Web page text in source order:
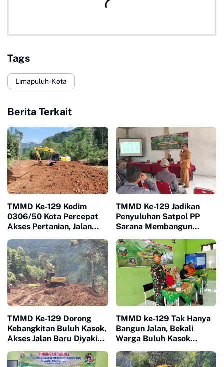
Tags
Limapuluh-Kota
Berita Terkait
TMMD Ke-129 Kodim
0306/50 Kota Percepat
Akses Pertanian, Jalan
Limapuluh Kota
TMMD Ke-129 Jadikan
Penyuluhan Satpol PP
Sarana Membangun
Ketertiban
TMMD Ke-129 Dorong
Kebangkitan Buluh Kasok,
Akses Jalan Baru Diyakini
Ekonomi Warga
TMMD ke-129 Tak Hanya
Bangun Jalan, Bekali
Warga Buluh Kasok
Bencana